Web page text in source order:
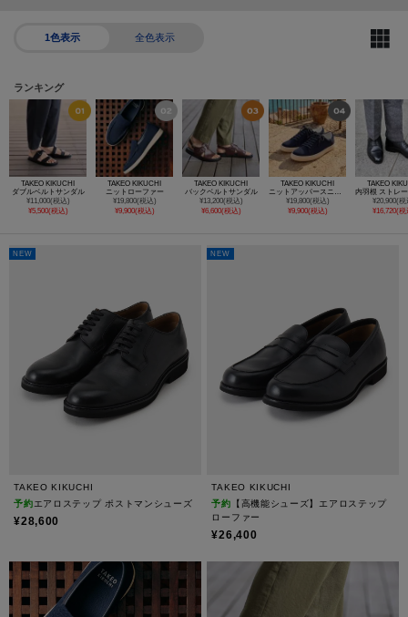
1色表示 全色表示
ランキング
TAKEO KIKUCHI
ダブルベルトサンダル
¥11,000(税込)
¥5,500(税込)
TAKEO KIKUCHI
ニットローファー
¥19,800(税込)
¥9,900(税込)
TAKEO KIKUCHI
バックベルトサンダル
¥13,200(税込)
¥6,600(税込)
TAKEO KIKUCHI
¥19,800(税込)
¥9,900(税込)
TAKEO
¥20,900(税
¥16,720(税
NEW
TAKEO KIKUCHI
予約エアロステップ ポストマンシューズ
¥28,600
NEW
TAKEO KIKUCHI
予約 【高機能シューズ】エアロステップ
ローファー
¥26,400